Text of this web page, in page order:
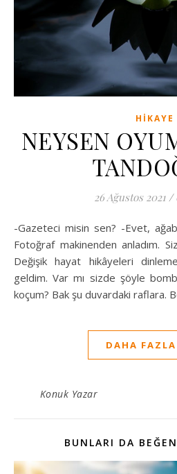
HIKAYE
NEYSEN
26 Ağustos 2021 /
-Gazeteci misin sen? -Evet, ağabey. -Gel gel. Otur şöyle.
Fotoğraf makinenden anladım.
Değişik hayat hikâyeleri
geldim. Var mı sizde şöyle
koçum? Bak şu duvardaki raflara.
DAHA
Konuk Yazar
BUNLARI DA